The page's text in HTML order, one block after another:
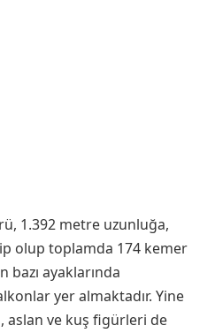
1.392 metre uzunluğa,
olup toplamda 174 kemer
bazı ayaklarında
yer almaktadır. Yine
aslan ve kuş figürleri de